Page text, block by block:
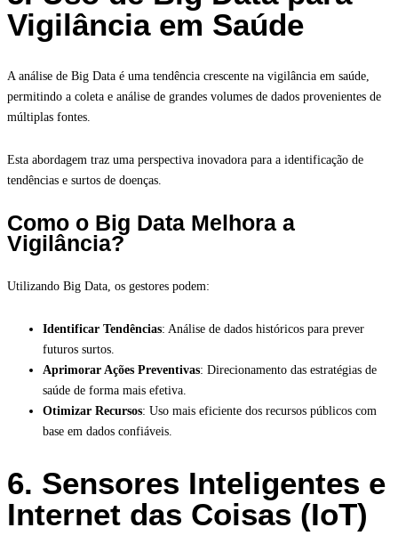
Vigilância em Saúde
A análise de Big Data é uma tendência crescente na vigilância em saúde,
permitindo a coleta e análise de grandes volumes de dados provenientes de
múltiplas fontes.
Esta abordagem traz uma perspectiva inovadora para a identificação de
tendências e surtos de doenças.
Como o Big Data Melhora a
Vigilância?
Utilizando Big Data, os gestores podem:
Identificar Tendências: Análise de dados históricos para prever
futuros surtos.
Aprimorar Ações Preventivas: Direcionamento das estratégias de
saúde de forma mais efetiva.
Otimizar Recursos: Uso mais eficiente dos recursos públicos com
base em dados confiáveis.
6. Sensores Inteligentes e
Internet das Coisas (IoT)